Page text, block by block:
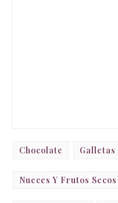
Chocolate Galletas
Nueces Y Frutos Secos